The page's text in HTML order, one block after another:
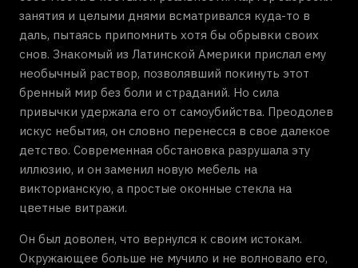
занятия и целыми днями всматривался куда-то в
даль, пытаясь припомнить хотя бы обрывки своих
снов. Знакомый из Латинской Америки прислал ему
необычный раствор, позволявший покинуть этот
бренный мир без боли и страданий. Но сила
привычки удержала его от самоубийства. Преодолев
искус небытия, он словно перенесся в свое далекое
детство. Современная обстановка разрушала эту
иллюзию, и он заменил новую мебель на
викторианскую, а простые оконные стекла на
цветные витражи.
Он был доволен, что вернулся к своим истокам.
Окружающее больше не мучило и не волновало его,